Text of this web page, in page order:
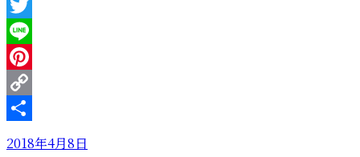
ベ
ン
ト
「帆
布
バ
グ
Facebook
Twitter
Line
Pinterest
Copy
Link
投
2018年4月8日